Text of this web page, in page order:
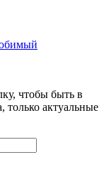
чтобы быть в
только актуальные